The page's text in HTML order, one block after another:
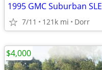
1995 GMC Suburban SLE
7/11 121k mi Dorr
$4,000